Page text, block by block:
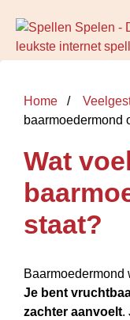
Home
baarmoedermond
Wat
staat?
Baarmoedermond
Je bent
zachter aanvoelt.